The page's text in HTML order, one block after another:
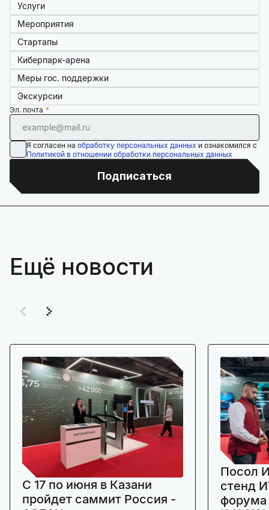
Услуги
Мероприятия
Стартапы
Киберпарк-арена
Меры гос. поддержки
Экскурсии
Эл. почта
Я согласен на обработку персональных данных и ознакомился с
Политикой в отношении обработки персональных данных
Подписаться
Ещё новости
C 17 по июня в Казани
пройдет саммит Россия -
Посол
стенд